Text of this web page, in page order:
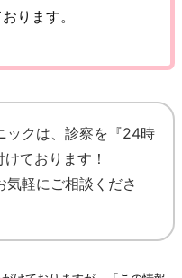
ります。
ックは、診察を『24時
ております！
気軽にご相談くださ